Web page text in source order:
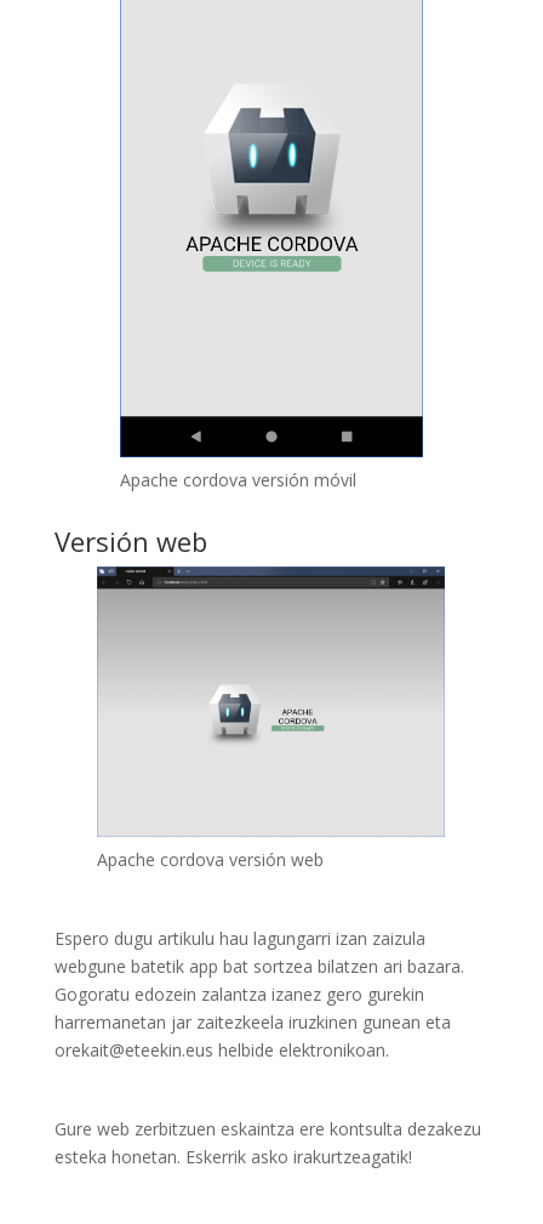
Apache cordova versión móvil
Versión web
Apache cordova versión web
Espero dugu artikulu hau lagungarri izan zaizula
webgune batetik app bat sortzea bilatzen ari bazara.
Gogoratu edozein zalantza izanez gero gurekin
harremanetan jar zaitezkeela iruzkinen gunean eta
orekait@eteekin.eus helbide elektronikoan.
Gure web zerbitzuen eskaintza ere kontsulta dezakezu
esteka honetan. Eskerrik asko irakurtzeagatik!